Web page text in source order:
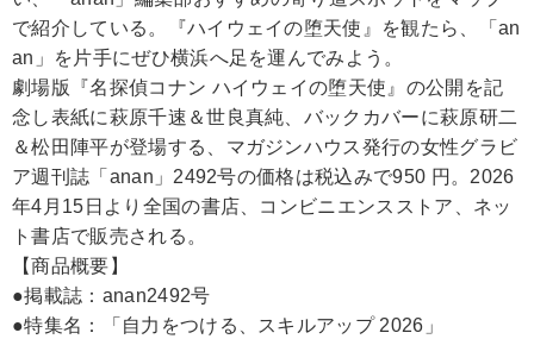
で紹介している。『ハイウェイの堕天使』を観たら、「an
an」を片手にぜひ横浜へ足を運んでみよう。
劇場版『名探偵コナン ハイウェイの堕天使』の公開を記
念し表紙に萩原千速＆世良真純、バックカバーに萩原研二
＆松田陣平が登場する、マガジンハウス発行の女性グラビ
ア週刊誌「anan」2492号の価格は税込みで950 円。2026
年4月15日より全国の書店、コンビニエンスストア、ネッ
ト書店で販売される。
【商品概要】
●掲載誌：anan2492号
●特集名：「自力をつける、スキルアップ 2026」